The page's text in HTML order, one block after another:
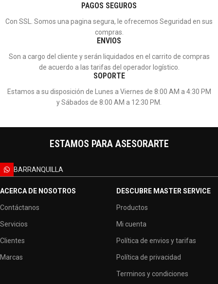
PAGOS SEGUROS
Con SSL. Somos una pagina segura, le ofrecemos Seguridad en sus
compras.
ENVIOS
Son a cargo del cliente y serán liquidados en el carrito de compras
de acuerdo a las tarifas del operador logístico.
SOPORTE
Estamos a su disposición de Lunes a Viernes de 8:00 AM a 4:30 PM
y Sábados de 8:00 AM a 12:30 PM.
ESTAMOS PARA ASESORARTE
BARRANQUILLA
ACERCA DE NOSOTROS
Contáctanos
Servicios
Clientes
Marcas
DESCUBRE MASTER SERVICE
Productos
Mi cuenta
Política de envios y tarifas
Política de privacidad
Terminos y condiciones